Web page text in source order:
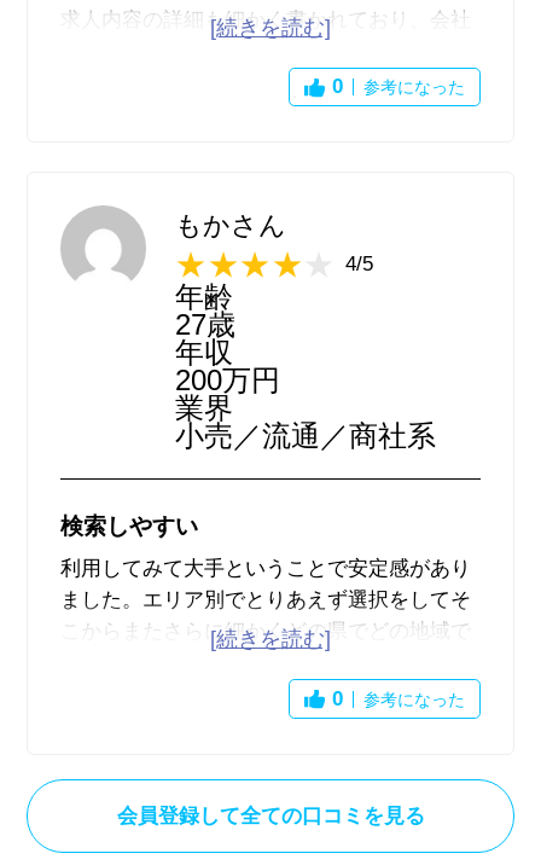
求人内容の詳細も細かく書かれており、会社
色々な求人サイトをまとめて掲載してあるの
写真など見たい場合のみ、掲載元で詳しくみ
よう。
0 参考になった
もかさん
4/5
年齢
27歳
年収
200万円
業界
小売／流通／商社系
検索しやすい
利用してみて大手ということで安定感があり
ました。エリア別でとりあえず選択をしてそ
こからまたさらに細かくどの県でどの地域で
行うことができるのでスムーズに検索できま
す。また、人気の仕事も出ていて参考になる
検索できるようになっていていろんな求人も
取り扱っているので視野も広がります。ま
た、人気ワードも確認することができて参考
0 参考になった
会員登録して全ての口コミを見る